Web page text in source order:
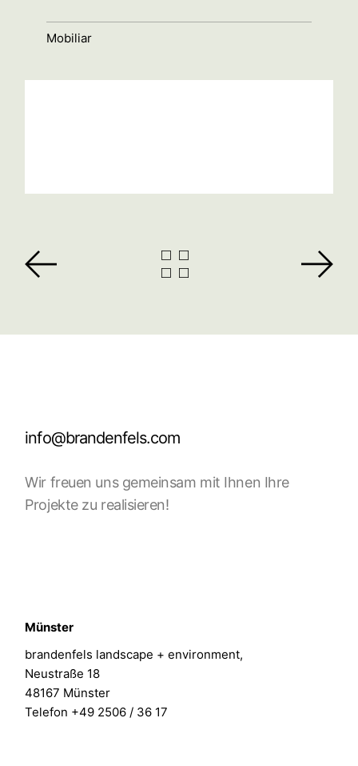
Mobiliar
info@brandenfels.com
Wir freuen uns gemeinsam mit Ihnen Ihre
Projekte zu realisieren!
Münster
brandenfels landscape + environment,
Neustraße 18
48167 Münster
Telefon +49 2506 / 36 17